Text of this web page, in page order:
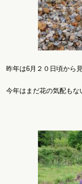
昨年は6月２０日頃から
今年はまだ花の気配もな